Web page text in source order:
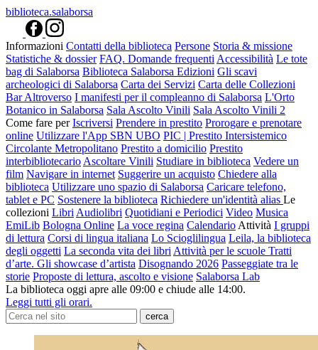
biblioteca.salaborsa
Informazioni Contatti della biblioteca Persone Storia & missione
Statistiche & dossier FAQ. Domande frequenti Accessibilità Le tote
bag di Salaborsa Biblioteca Salaborsa Edizioni Gli scavi
archeologici di Salaborsa Carta dei Servizi Carta delle Collezioni
Bar Altroverso I manifesti per il compleanno di Salaborsa L'Orto
Botanico in Salaborsa Sala Ascolto Vinili Sala Ascolto Vinili 2
Come fare per Iscriversi Prendere in prestito Prorogare e prenotare
online Utilizzare l'App SBN UBO PIC | Prestito Intersistemico
Circolante Metropolitano Prestito a domicilio Prestito
interbibliotecario Ascoltare Vinili Studiare in biblioteca Vedere un
film Navigare in internet Suggerire un acquisto Chiedere alla
biblioteca Utilizzare uno spazio di Salaborsa Caricare telefono,
tablet e PC Sostenere la biblioteca Richiedere un'identità alias Le
collezioni Libri Audiolibri Quotidiani e Periodici Video Musica
EmiLib Bologna Online La voce regina Calendario Attività I gruppi
di lettura Corsi di lingua italiana Lo Scioglilingua Leila, la biblioteca
degli oggetti La seconda vita dei libri Attività per le scuole Tratti
d’arte. Gli showcase d’artista Disognando 2026 Passeggiate tra le
storie Proposte di lettura, ascolto e visione Salaborsa Lab
La biblioteca oggi apre alle 09:00 e chiude alle 14:00.
Leggi tutti gli orari.
cerca